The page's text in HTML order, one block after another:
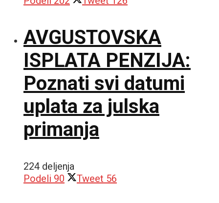
AVGUSTOVSKA
ISPLATA PENZIJA:
Poznati svi datumi
uplata za julska
primanja
224 deljenja
Podeli 90 Tweet 56